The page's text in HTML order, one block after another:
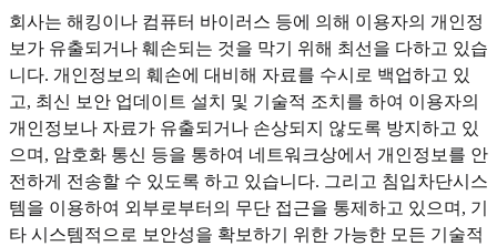
회사는 해킹이나 컴퓨터 바이러스 등에 의해 이용자의 개인정
보가 유출되거나 훼손되는 것을 막기 위해 최선을 다하고 있습
니다. 개인정보의 훼손에 대비해 자료를 수시로 백업하고 있
고, 최신 보안 업데이트 설치 및 기술적 조치를 하여 이용자의
개인정보나 자료가 유출되거나 손상되지 않도록 방지하고 있
으며, 암호화 통신 등을 통하여 네트워크상에서 개인정보를 안
전하게 전송할 수 있도록 하고 있습니다. 그리고 침입차단시스
템을 이용하여 외부로부터의 무단 접근을 통제하고 있으며, 기
타 시스템적으로 보안성을 확보하기 위한 가능한 모든 기술적